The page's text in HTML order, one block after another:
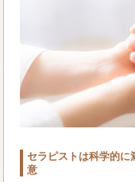
セラピストは科学的に
意